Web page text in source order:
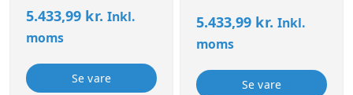
5.433,99 kr. Inkl.
moms
Se vare
5.433,99 kr. Inkl.
moms
Se vare